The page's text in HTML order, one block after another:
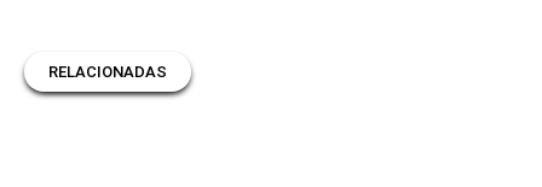
RELACIONADAS